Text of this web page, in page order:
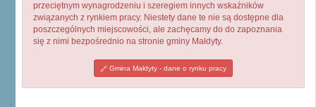
przeciętnym wynagrodzeniu i szeregiem innych wskaźników
związanych z rynkiem pracy. Niestety dane te nie są dostępne dla
poszczególnych miejscowości, ale zachęcamy do do zapoznania
się z nimi bezpośrednio na stronie gminy Małdyty.
Gmina Małdyty - dane o rynku pracy